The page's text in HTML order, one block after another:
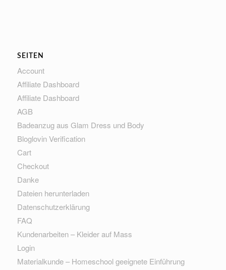
SEITEN
Account
Affiliate Dashboard
Affiliate Dashboard
AGB
Badeanzug aus Glam Dress und Body
Bloglovin Verification
Cart
Checkout
Danke
Dateien herunterladen
Datenschutzerklärung
FAQ
Kundenarbeiten – Kleider auf Mass
Login
Materialkunde – Homeschool geeignete Einführung